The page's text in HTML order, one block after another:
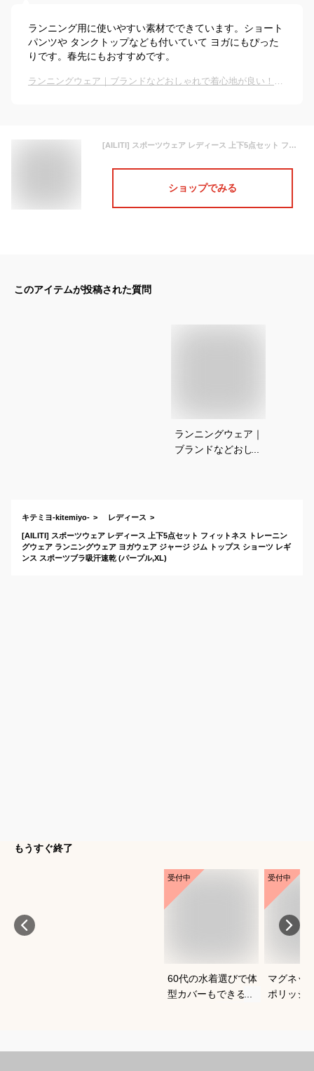
ランニング用に使いやすい素材でできています。ショート
パンツや タンクトップなども付いていて ヨガにもぴった
りです。春先にもおすすめです。
ランニングウェア｜ブランドなどおしゃれで着心地が良い！気分よく走れる人気ウェアのおすすめは？
[AILITI] スポーツウェア レディース 上下5点セット フィットネス トレーニングウェア ランニングウェア ヨガウェア ジャージ ジム トップス ショーツ レギンス スポーツブラ吸汗速乾 (パープル,XL)
ショップでみる
このアイテムが投稿された質問
ランニングウェア｜
ブランドなどおしゃ
キテミヨ-kitemiyo- レディース
[AILITI] スポーツウェア レディース 上下5点セット フィットネス トレーニン
グウェア ランニングウェア ヨガウェア ジャージ ジム トップス ショーツ レギ
ンス スポーツブラ吸汗速乾 (パープル,XL)
もうすぐ終了
受付中
60代の水着選びで体
型カバーもできるお
受付中
マグネッ
ポリッシ